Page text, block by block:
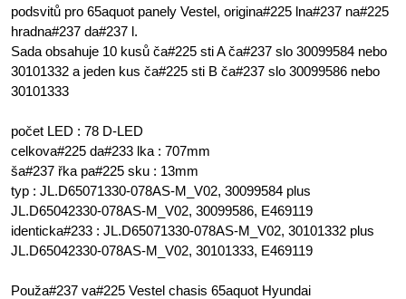
podsvitů pro 65aquot panely Vestel, origina#225 lna#237 na#225
hradna#237 da#237 l.
Sada obsahuje 10 kusů ča#225 sti A ča#237 slo 30099584 nebo
30101332 a jeden kus ča#225 sti B ča#237 slo 30099586 nebo
30101333
počet LED : 78 D-LED
celkova#225 da#233 lka : 707mm
ša#237 řka pa#225 sku : 13mm
typ : JL.D65071330-078AS-M_V02, 30099584 plus
JL.D65042330-078AS-M_V02, 30099586, E469119
identicka#233 : JL.D65071330-078AS-M_V02, 30101332 plus
JL.D65042330-078AS-M_V02, 30101333, E469119
Použa#237 va#225 Vestel chasis 65aquot Hyundai